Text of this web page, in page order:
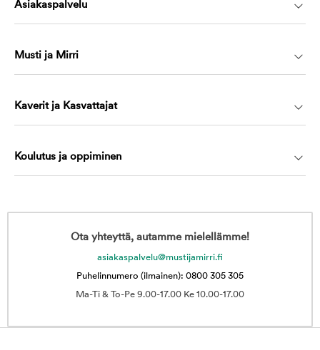
Asiakaspalvelu
Musti ja Mirri
Kaverit ja Kasvattajat
Koulutus ja oppiminen
Ota yhteyttä, autamme mielellämme!
asiakaspalvelu@mustijamirri.fi
Puhelinnumero (ilmainen): 0800 305 305
Ma-Ti & To-Pe 9.00-17.00 Ke 10.00-17.00